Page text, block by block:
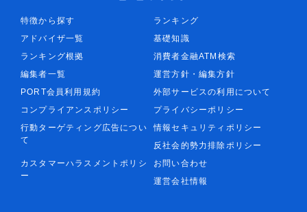
特徴から探す
ランキング
アドバイザ一覧
基礎知識
ランキング根拠
消費者金融ATM検索
編集者一覧
運営方針・編集方針
PORT会員利用規約
外部サービスの利用について
コンプライアンスポリシー
プライバシーポリシー
行動ターゲティング広告につい
て
情報セキュリティポリシー
反社会的勢力排除ポリシー
カスタマーハラスメントポリシ
ー
お問い合わせ
運営会社情報